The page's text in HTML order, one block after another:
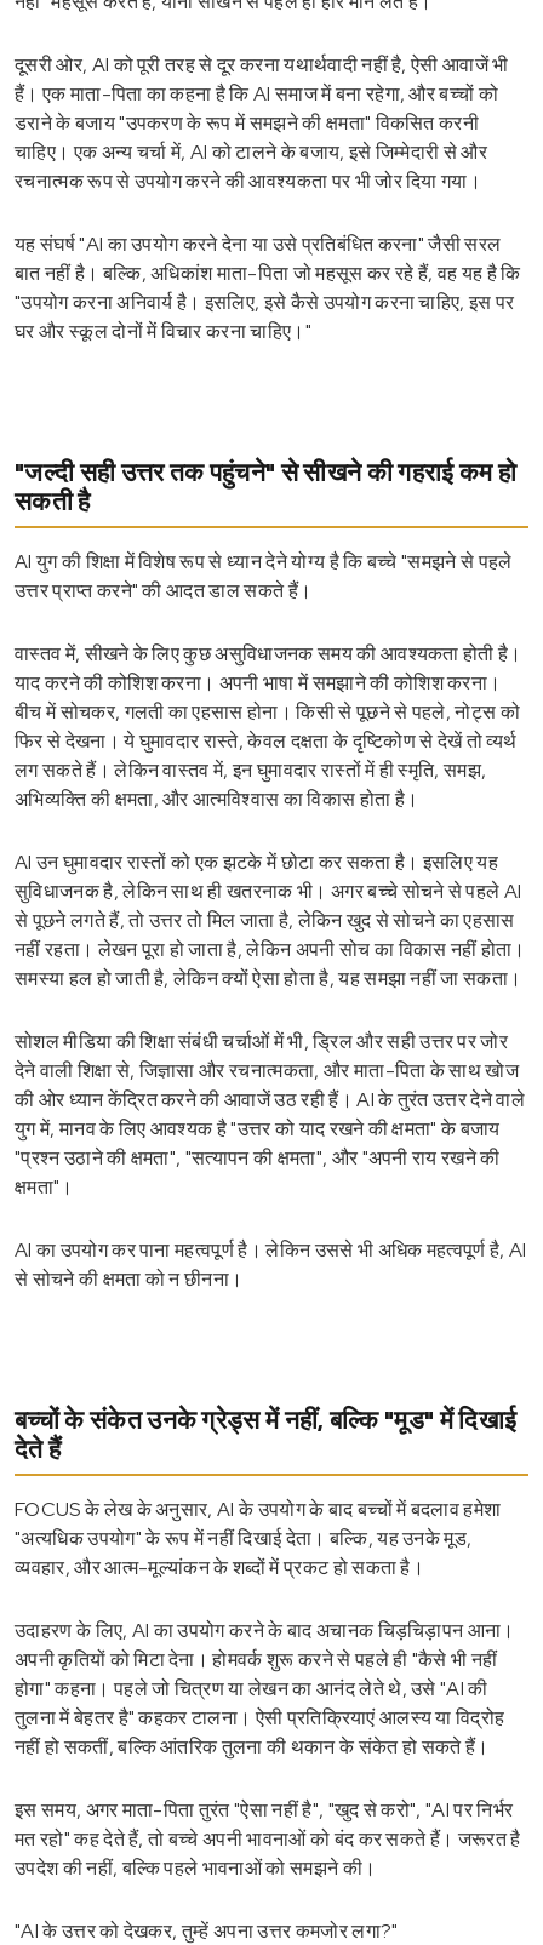
दूसरी ओर, AI को पूरी तरह से दूर करना यथार्थवादी नहीं है, ऐसी आवाजें भी
हैं। एक माता-पिता का कहना है कि AI समाज में बना रहेगा, और बच्चों को
डराने के बजाय "उपकरण के रूप में समझने की क्षमता" विकसित करनी
चाहिए। एक अन्य चर्चा में, AI को टालने के बजाय, इसे जिम्मेदारी से और
रचनात्मक रूप से उपयोग करने की आवश्यकता पर भी जोर दिया गया।
यह संघर्ष "AI का उपयोग करने देना या उसे प्रतिबंधित करना" जैसी सरल
बात नहीं है। बल्कि, अधिकांश माता-पिता जो महसूस कर रहे हैं, वह यह है कि
"उपयोग करना अनिवार्य है। इसलिए, इसे कैसे उपयोग करना चाहिए, इस पर
घर और स्कूल दोनों में विचार करना चाहिए।"
"जल्दी सही उत्तर तक पहुंचने" से सीखने की गहराई कम हो
सकती है
AI युग की शिक्षा में विशेष रूप से ध्यान देने योग्य है कि बच्चे "समझने से पहले
उत्तर प्राप्त करने" की आदत डाल सकते हैं।
वास्तव में, सीखने के लिए कुछ असुविधाजनक समय की आवश्यकता होती है।
याद करने की कोशिश करना। अपनी भाषा में समझाने की कोशिश करना।
बीच में सोचकर, गलती का एहसास होना। किसी से पूछने से पहले, नोट्स को
फिर से देखना। ये घुमावदार रास्ते, केवल दक्षता के दृष्टिकोण से देखें तो व्यर्थ
लग सकते हैं। लेकिन वास्तव में, इन घुमावदार रास्तों में ही स्मृति, समझ,
अभिव्यक्ति की क्षमता, और आत्मविश्वास का विकास होता है।
AI उन घुमावदार रास्तों को एक झटके में छोटा कर सकता है। इसलिए यह
सुविधाजनक है, लेकिन साथ ही खतरनाक भी। अगर बच्चे सोचने से पहले AI
से पूछने लगते हैं, तो उत्तर तो मिल जाता है, लेकिन खुद से सोचने का एहसास
नहीं रहता। लेखन पूरा हो जाता है, लेकिन अपनी सोच का विकास नहीं होता।
समस्या हल हो जाती है, लेकिन क्यों ऐसा होता है, यह समझा नहीं जा सकता।
सोशल मीडिया की शिक्षा संबंधी चर्चाओं में भी, ड्रिल और सही उत्तर पर जोर
देने वाली शिक्षा से, जिज्ञासा और रचनात्मकता, और माता-पिता के साथ खोज
की ओर ध्यान केंद्रित करने की आवाजें उठ रही हैं। AI के तुरंत उत्तर देने वाले
युग में, मानव के लिए आवश्यक है "उत्तर को याद रखने की क्षमता" के बजाय
"प्रश्न उठाने की क्षमता", "सत्यापन की क्षमता", और "अपनी राय रखने की
क्षमता"।
AI का उपयोग कर पाना महत्वपूर्ण है। लेकिन उससे भी अधिक महत्वपूर्ण है, AI
से सोचने की क्षमता को न छीनना।
बच्चों के संकेत उनके ग्रेड्स में नहीं, बल्कि "मूड" में दिखाई
देते हैं
FOCUS के लेख के अनुसार, AI के उपयोग के बाद बच्चों में बदलाव हमेशा
"अत्यधिक उपयोग" के रूप में नहीं दिखाई देता। बल्कि, यह उनके मूड,
व्यवहार, और आत्म-मूल्यांकन के शब्दों में प्रकट हो सकता है।
उदाहरण के लिए, AI का उपयोग करने के बाद अचानक चिड़चिड़ापन आना।
अपनी कृतियों को मिटा देना। होमवर्क शुरू करने से पहले ही "कैसे भी नहीं
होगा" कहना। पहले जो चित्रण या लेखन का आनंद लेते थे, उसे "AI की
तुलना में बेहतर है" कहकर टालना। ऐसी प्रतिक्रियाएं आलस्य या विद्रोह
नहीं हो सकतीं, बल्कि आंतरिक तुलना की थकान के संकेत हो सकते हैं।
इस समय, अगर माता-पिता तुरंत "ऐसा नहीं है", "खुद से करो", "AI पर निर्भर
मत रहो" कह देते हैं, तो बच्चे अपनी भावनाओं को बंद कर सकते हैं। जरूरत है
उपदेश की नहीं, बल्कि पहले भावनाओं को समझने की।
"AI के उत्तर को देखकर, तुम्हें अपना उत्तर कमजोर लगा?"